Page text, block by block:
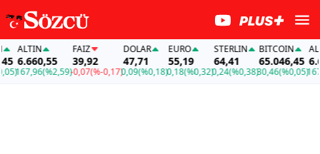
ALTIN
6.660,55
167,96(%2,59)
FAİZ
39,92
-0,07(%-0,17)
DOLAR
47,71
0,09(%0,18)
EURO
55,19
0,18(%0,32)
STERLIN
64,41
0,24(%0,38)
BITCOIN
65.046,45
30,46(%0,05)